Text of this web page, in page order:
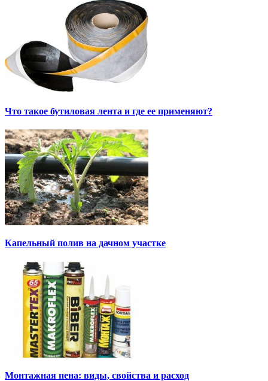
Что такое бутиловая лента и где ее применяют?
Капельный полив на дачном участке
Монтажная пена: виды, свойства и расход